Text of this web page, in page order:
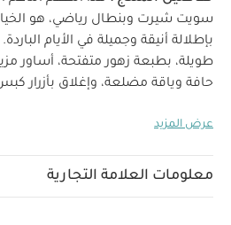
سويت شيرت وبنطال رياضي، هو
بإطلالة أنيقة وجميلة في الأيام الباردة.
طويلة، بطبعة زهور متفتحة، أساور
حافة وياقة مضلعة، وإغلاق بأزرار
خصائص المنتج:
تناسب جميع المواسم. الخامات:
الخامة: 95% قطن، 5% إيلاستين
عرض المزيد
معلومات العلامة التجارية